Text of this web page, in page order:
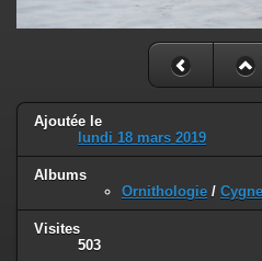
Ajoutée le
lundi 18 mars 2019
Albums
Ornithologie / Cygne
Visites
503